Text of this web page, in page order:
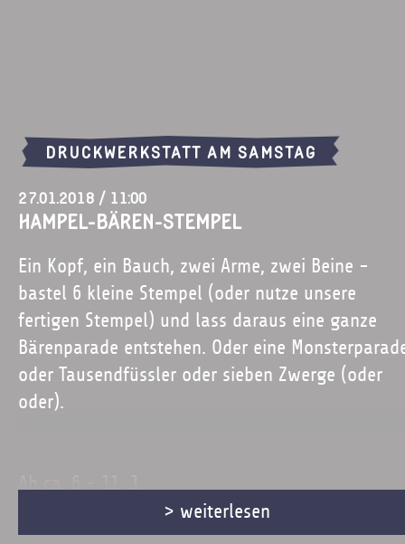
DRUCKWERKSTATT AM SAMSTAG
27.01.2018 / 11:00
HAMPEL-BÄREN-STEMPEL
Ein Kopf, ein Bauch, zwei Arme, zwei Beine -
bastel 6 kleine Stempel (oder nutze unsere
fertigen Stempel) und lass daraus eine ganze
Bärenparade entstehen. Oder eine
oder Tausendfüssler oder sieben Zwerge (oder
oder).
Ab ca. 6 - 11 J.
> weiterlesen